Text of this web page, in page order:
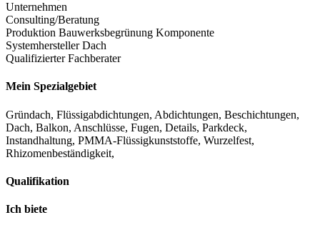
Unternehmen
Consulting/Beratung
Produktion Bauwerksbegrünung Komponente
Systemhersteller Dach
Qualifizierter Fachberater
Mein Spezialgebiet
Gründach, Flüssigabdichtungen, Abdichtungen, Beschichtungen,
Dach, Balkon, Anschlüsse, Fugen, Details, Parkdeck,
Instandhaltung, PMMA-Flüssigkunststoffe, Wurzelfest,
Rhizomenbeständigkeit,
Qualifikation
Ich biete